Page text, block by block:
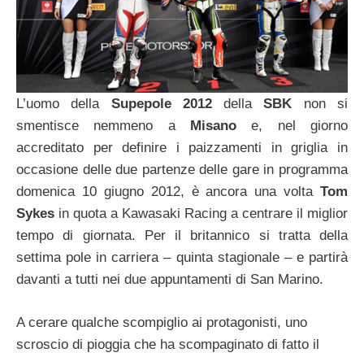
L’uomo della Supepole 2012dellaSBK non si
smentisce nemmeno a
Misano e, nel giorno
accreditato per definire i paizzamenti in griglia in
occasione delle due partenze delle gare in programma
domenica 10 giugno 2012, è ancora una volta Tom
Sykes in quota a Kawasaki Racing a centrare il miglior
tempo di giornata. Per il britannico si tratta della
settima pole in carriera – quinta stagionale – e partirà
davanti a tutti nei due appuntamenti di San Marino.
A cerare qualche scompiglio ai protagonisti, uno
scroscio di pioggia che ha scompaginato di fatto il